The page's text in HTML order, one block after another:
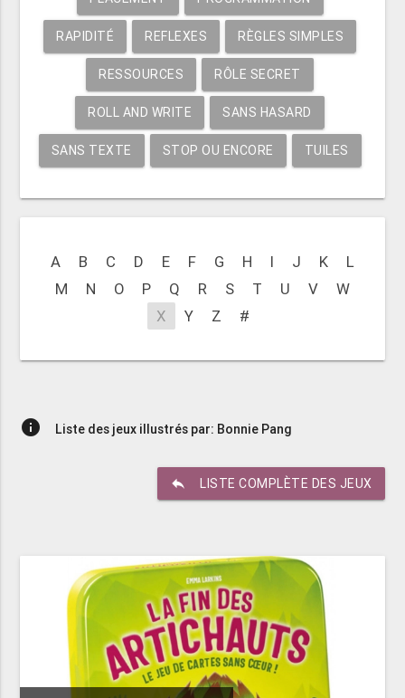
RAPIDITÉ REFLEXES RÈGLES SIMPLES
RESSOURCES RÔLE SECRET
ROLL AND WRITE SANS HASARD
SANS TEXTE STOP OU ENCORE TUILES
A B C D E F G H I J K
L
M
N O P Q R S T U V
W
X
Y Z #
info Liste des jeux illustrés par: Bonnie Pang
reply LISTE COMPLÈTE DES JEUX